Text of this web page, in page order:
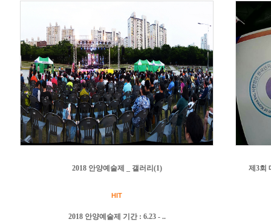
2018 안양예술제 _ 갤러리(1)
HIT
2018 안양예술제 기간 : 6.23 - ..
제3회